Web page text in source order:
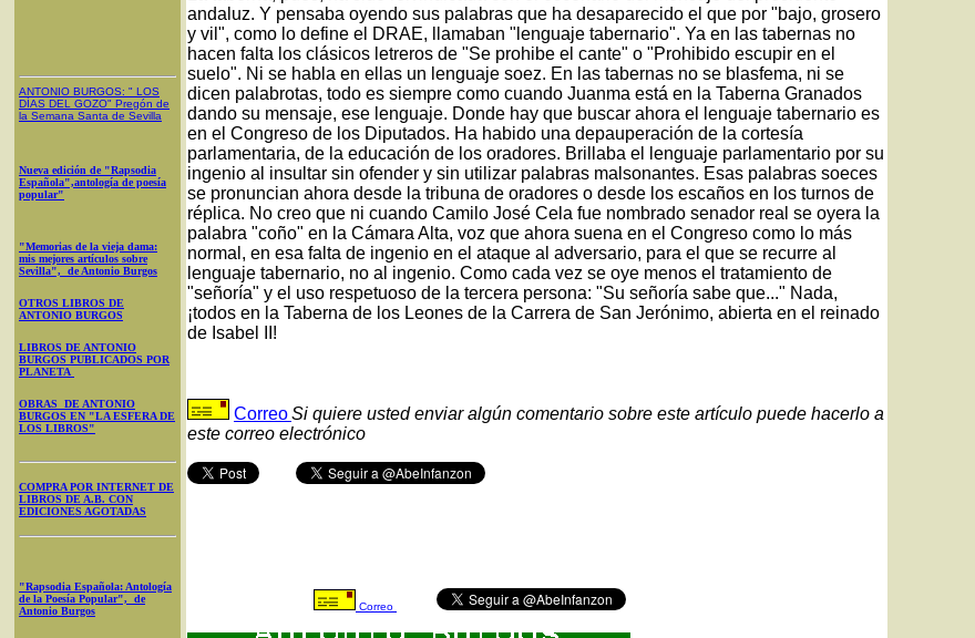
ANTONIO BURGOS: " LOS
DÍAS DEL GOZO" Pregón de
la Semana Santa de Sevilla
Nueva edición de "Rapsodia
Española",antología de poesía
popular"
"Memorias de la vieja dama:
mis mejores artículos sobre
Sevilla", de Antonio Burgos
OTROS LIBROS DE
ANTONIO BURGOS
LIBROS DE ANTONIO
BURGOS PUBLICADOS POR
PLANETA
OBRAS DE ANTONIO
BURGOS EN "LA ESFERA DE
LOS LIBROS"
COMPRA POR INTERNET DE
LIBROS DE A.B. CON
EDICIONES AGOTADAS
"Rapsodia Española: Antología
de la Poesía Popular", de
Antonio Burgos
andaluz. Y pensaba oyendo sus palabras que ha desaparecido el que por "bajo, grosero
y vil", como lo define el DRAE, llamaban "lenguaje tabernario". Ya en las tabernas no
hacen falta los clásicos letreros de "Se prohibe el cante" o "Prohibido escupir en el
suelo". Ni se habla en ellas un lenguaje soez. En las tabernas no se blasfema, ni se
dicen palabrotas, todo es siempre como cuando Juanma está en la Taberna Granados
dando su mensaje, ese lenguaje. Donde hay que buscar ahora el lenguaje tabernario es
en el Congreso de los Diputados. Ha habido una depauperación de la cortesía
parlamentaria, de la educación de los oradores. Brillaba el lenguaje parlamentario por su
ingenio al insultar sin ofender y sin utilizar palabras malsonantes. Esas palabras soeces
se pronuncian ahora desde la tribuna de oradores o desde los escaños en los turnos de
réplica. No creo que ni cuando Camilo José Cela fue nombrado senador real se oyera la
palabra "coño" en la Cámara Alta, voz que ahora suena en el Congreso como lo más
normal, en esa falta de ingenio en el ataque al adversario, para el que se recurre al
lenguaje tabernario, no al ingenio. Como cada vez se oye menos el tratamiento de
"señoría" y el uso respetuoso de la tercera persona: "Su señoría sabe que..." Nada,
¡todos en la Taberna de los Leones de la Carrera de San Jerónimo, abierta en el reinado
de Isabel II!
CorreoSi quiere usted enviar algún comentario sobre este artículo puede hacerlo a
este correo electrónico
Correo